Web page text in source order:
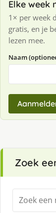
Elke week
1× per week
gratis, en je
lezen mee.
Naam
Zoek
Zoeken
naar: